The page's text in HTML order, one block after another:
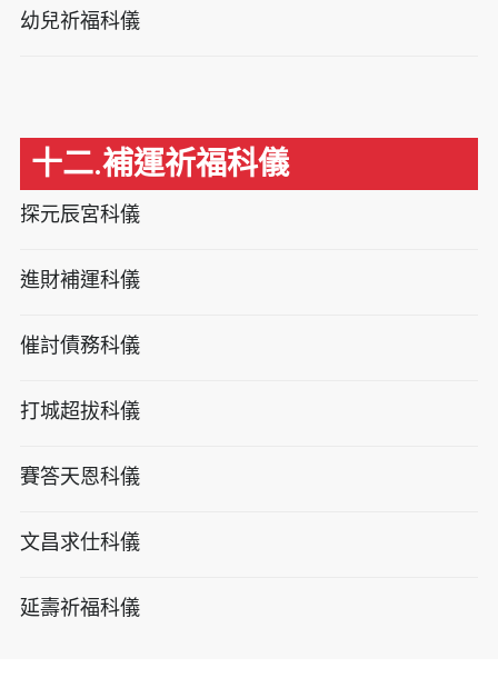
幼兒祈福科儀
十二.補運祈福科儀
探元辰宮科儀
進財補運科儀
催討債務科儀
打城超拔科儀
賽答天恩科儀
文昌求仕科儀
延壽祈福科儀